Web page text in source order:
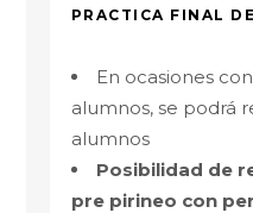
PRACTICA FINAL
En ocasiones
alumnos, se podrá
alumnos
Posibilidad de
pre pirineo con